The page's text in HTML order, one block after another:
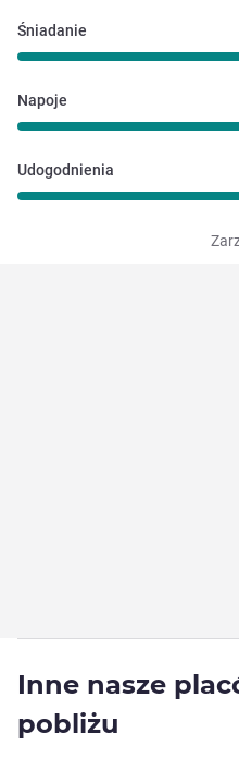
Śniadanie
Napoje
Udogodnienia
Inne nasze
pobliżu